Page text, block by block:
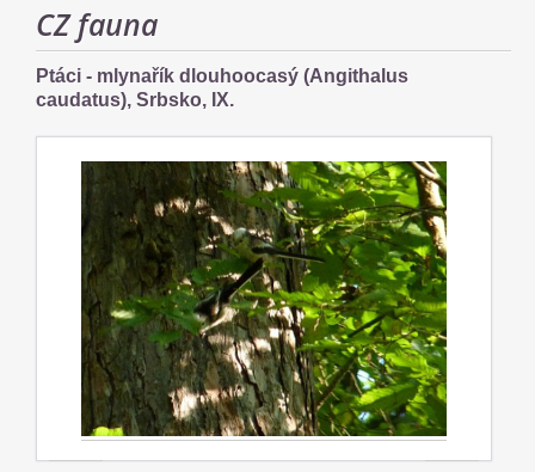
CZ fauna
Ptáci - mlynařík dlouhoocasý (Angithalus
caudatus), Srbsko, IX.